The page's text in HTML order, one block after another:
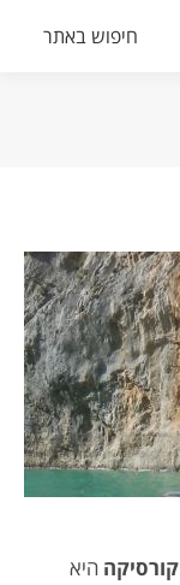
Search:
חיפוש באתר
קורסיקה היא